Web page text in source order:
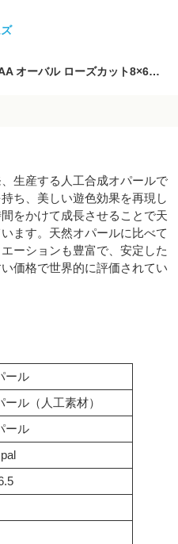
ーバル ローズカット8×6mm 2個
生産する人工合成オパールで
ち、美しい遊色効果を再現し
をかけて成長させることで天
ます。天然オパールに比べて
ーションも豊富で、安定した
価格で世界的に評価されてい
ール
ール（人工素材）
ール